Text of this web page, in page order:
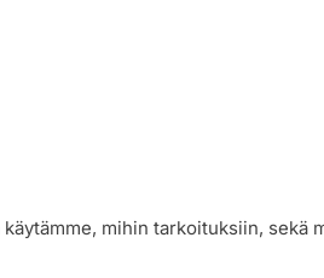
mihin tarkoituksiin, sekä